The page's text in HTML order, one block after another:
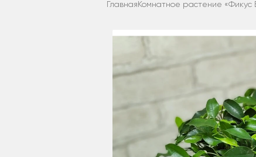
Главная Комнатное растение «Фикус